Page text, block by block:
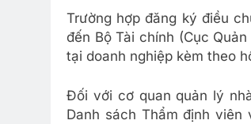
Trường hợp đăng ký điều
đến Bộ Tài chính (Cục
tại doanh nghiệp kèm theo
Đối với cơ quan quản lý
Danh sách Thẩm định